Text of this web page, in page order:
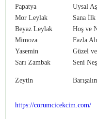
Papatya
Uysal
Mor Leylak
Sana İlk
Beyaz Leylak
Hoş ve
Mimoza
Fazla
Yasemin
Güzel
Sarı Zambak
Seni
Zeytin
https://corumcicekcim.com/